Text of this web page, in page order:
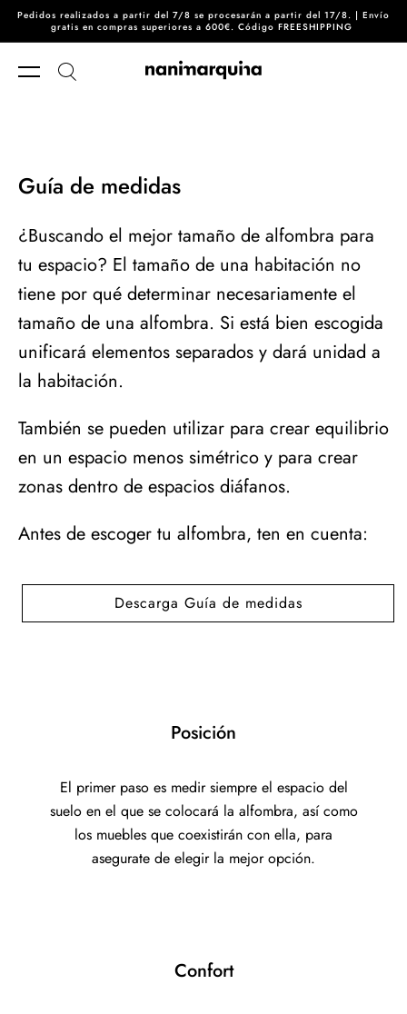
Ir directamente al contenido
Pedidos realizados a partir del 7/8 se procesarán a partir del 17/8. | Envío
gratis en compras superiores a 600€. Código FREESHIPPING
Guía de medidas
¿Buscando el mejor tamaño de alfombra para
tu espacio? El tamaño de una habitación no
tiene por qué determinar necesariamente el
tamaño de una alfombra. Si está bien escogida
unificará elementos separados y dará unidad a
la habitación.
También se pueden utilizar para crear equilibrio
en un espacio menos simétrico y para crear
zonas dentro de espacios diáfanos.
Antes de escoger tu alfombra, ten en cuenta:
Descarga Guía de medidas
Posición
El primer paso es medir siempre el espacio del
suelo en el que se colocará la alfombra, así como
los muebles que coexistirán con ella, para
asegurate de elegir la mejor opción.
Confort